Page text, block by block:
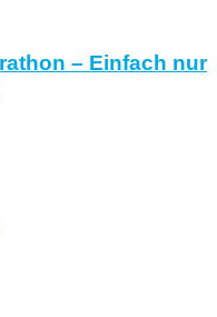
– Einfach nur